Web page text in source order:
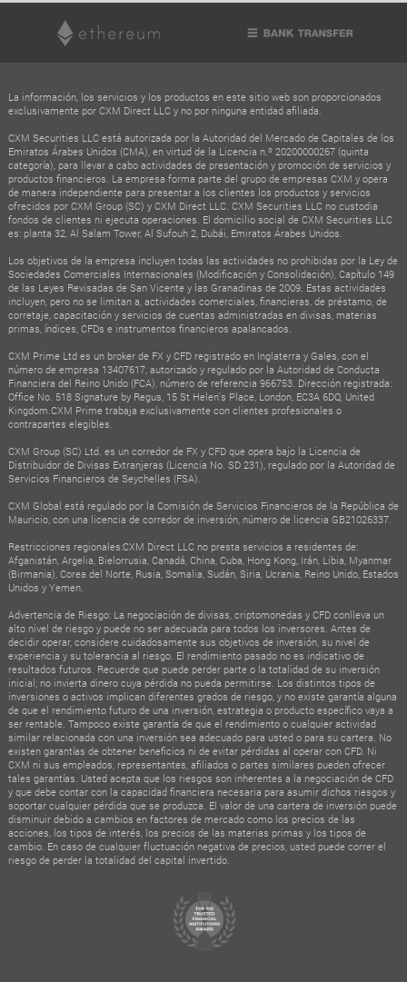
La información, los servicios y los productos en este sitio web son proporcionados
exclusivamente por CXM Direct LLC y no por ninguna entidad afiliada.
CXM Securities LLC está autorizada por la Autoridad del Mercado de Capitales de los
Emiratos Árabes Unidos (CMA), en virtud de la Licencia n.º 20200000267 (quinta
categoría), para llevar a cabo actividades de presentación y promoción de servicios y
productos financieros. La empresa forma parte del grupo de empresas CXM y opera
de manera independiente para presentar a los clientes los productos y servicios
ofrecidos por CXM Group (SC) y CXM Direct LLC. CXM Securities LLC no custodia
fondos de clientes ni ejecuta operaciones. El domicilio social de CXM Securities LLC
es: planta 32, Al Salam Tower, Al Sufouh 2, Dubái, Emiratos Árabes Unidos.
Los objetivos de la empresa incluyen todas las actividades no prohibidas por la Ley de
Sociedades Comerciales Internacionales (Modificación y Consolidación), Capítulo 149
de las Leyes Revisadas de San Vicente y las Granadinas de 2009. Estas actividades
incluyen, pero no se limitan a, actividades comerciales, financieras, de préstamo, de
corretaje, capacitación y servicios de cuentas administradas en divisas, materias
primas, índices, CFDs e instrumentos financieros apalancados.
CXM Prime Ltd es un broker de FX y CFD registrado en Inglaterra y Gales, con el
número de empresa 13407617, autorizado y regulado por la Autoridad de Conducta
Financiera del Reino Unido (FCA), número de referencia 966753. Dirección registrada:
Office No. 518 Signature by Regus, 15 St Helen's Place, London, EC3A 6DQ, United
Kingdom.CXM Prime trabaja exclusivamente con clientes profesionales o
contrapartes elegibles.
CXM Group (SC) Ltd. es un corredor de FX y CFD que opera bajo la Licencia de
Distribuidor de Divisas Extranjeras (Licencia No. SD 231), regulado por la Autoridad de
Servicios Financieros de Seychelles (FSA).
CXM Global está regulado por la Comisión de Servicios Financieros de la República de
Mauricio, con una licencia de corredor de inversión, número de licencia GB21026337.
Restricciones regionales:CXM Direct LLC no presta servicios a residentes de:
Afganistán, Argelia, Bielorrusia, Canadá, China, Cuba, Hong Kong, Irán, Libia, Myanmar
(Birmania), Corea del Norte, Rusia, Somalia, Sudán, Siria, Ucrania, Reino Unido, Estados
Unidos y Yemen.
Advertencia de Riesgo: La negociación de divisas, criptomonedas y CFD conlleva un
alto nivel de riesgo y puede no ser adecuada para todos los inversores. Antes de
decidir operar, considere cuidadosamente sus objetivos de inversión, su nivel de
experiencia y su tolerancia al riesgo. El rendimiento pasado no es indicativo de
resultados futuros. Recuerde que puede perder parte o la totalidad de su inversión
inicial; no invierta dinero cuya pérdida no pueda permitirse. Los distintos tipos de
inversiones o activos implican diferentes grados de riesgo, y no existe garantía alguna
de que el rendimiento futuro de una inversión, estrategia o producto específico vaya a
ser rentable. Tampoco existe garantía de que el rendimiento o cualquier actividad
similar relacionada con una inversión sea adecuado para usted o para su cartera. No
existen garantías de obtener beneficios ni de evitar pérdidas al operar con CFD. Ni
CXM ni sus empleados, representantes, afiliados o partes similares pueden ofrecer
tales garantías. Usted acepta que los riesgos son inherentes a la negociación de CFD
y que debe contar con la capacidad financiera necesaria para asumir dichos riesgos y
soportar cualquier pérdida que se produzca. El valor de una cartera de inversión puede
disminuir debido a cambios en factores de mercado como los precios de las
acciones, los tipos de interés, los precios de las materias primas y los tipos de
cambio. En caso de cualquier fluctuación negativa de precios, usted puede correr el
riesgo de perder la totalidad del capital invertido.